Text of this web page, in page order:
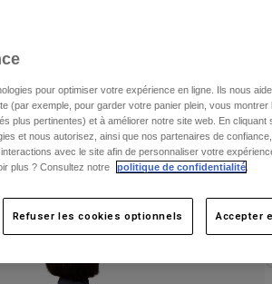
pour optimiser votre expérience en ligne. Ils nous
(par exemple, pour garder votre panier plein, vous montrer
plus pertinentes) et à améliorer notre site web. En cliquant
et nous autorisez, ainsi que nos partenaires de
avec le site afin de personnaliser votre
plus ? Consultez notre
politique de confidentialité.
Refuser les cookies optionnels Accepter